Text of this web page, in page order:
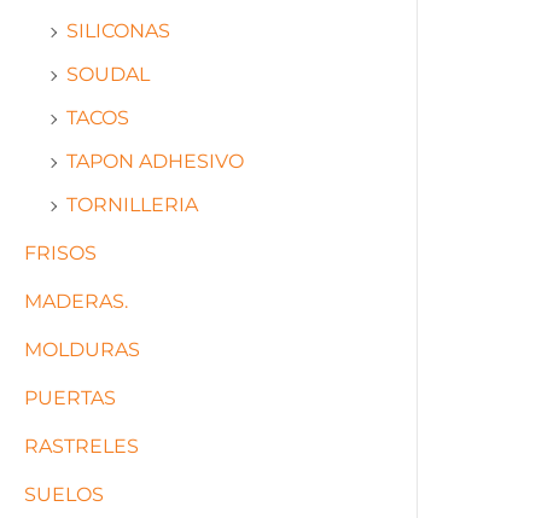
SILICONAS
SOUDAL
TACOS
TAPON ADHESIVO
TORNILLERIA
FRISOS
MADERAS.
MOLDURAS
PUERTAS
RASTRELES
SUELOS